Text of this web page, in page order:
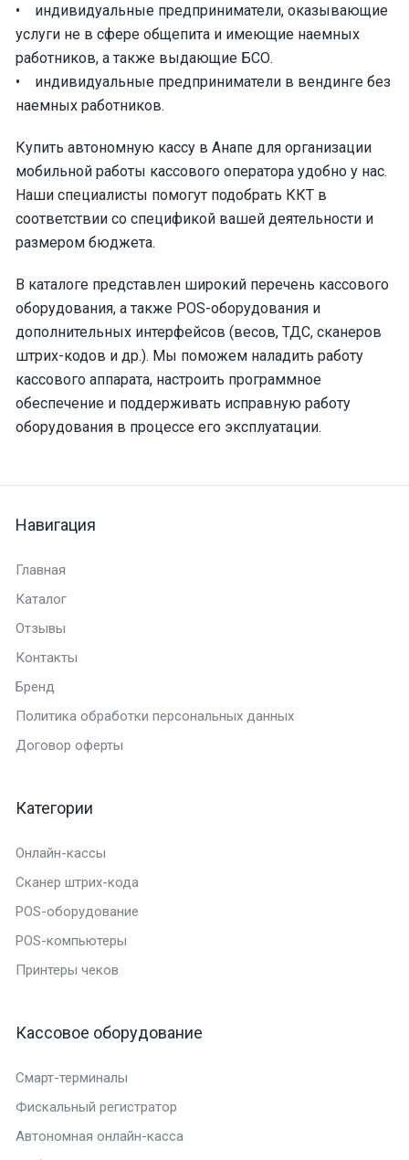
• индивидуальные предприниматели, оказывающие
услуги не в сфере общепита и имеющие наемных
работников, а также выдающие БСО.
• индивидуальные предприниматели в вендинге без
наемных работников.
Купить автономную кассу в Анапе для организации
мобильной работы кассового оператора удобно у нас.
Наши специалисты помогут подобрать ККТ в
соответствии со спецификой вашей деятельности и
размером бюджета.
В каталоге представлен широкий перечень кассового
оборудования, а также POS-оборудования и
дополнительных интерфейсов (весов, ТДС, сканеров
штрих-кодов и др.). Мы поможем наладить работу
кассового аппарата, настроить программное
обеспечение и поддерживать исправную работу
оборудования в процессе его эксплуатации.
Навигация
Главная
Каталог
Отзывы
Контакты
Бренд
Политика обработки персональных данных
Договор оферты
Категории
Онлайн-кассы
Сканер штрих-кода
POS-оборудование
POS-компьютеры
Принтеры чеков
Кассовое оборудование
Смарт-терминалы
Фискальный регистратор
Автономная онлайн-касса